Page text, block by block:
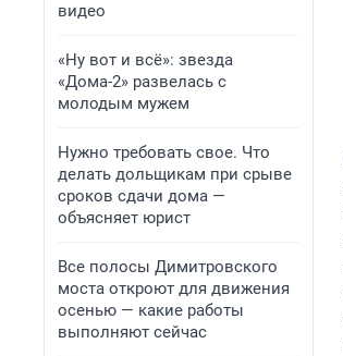
видео
«Ну вот и всё»: звезда
«Дома-2» развелась с
молодым мужем
Нужно требовать свое. Что
делать дольщикам при срыве
сроков сдачи дома —
объясняет юрист
Все полосы Димитровского
моста откроют для движения
осенью — какие работы
выполняют сейчас